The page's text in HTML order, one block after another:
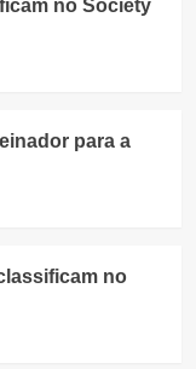
no Society
para a
no